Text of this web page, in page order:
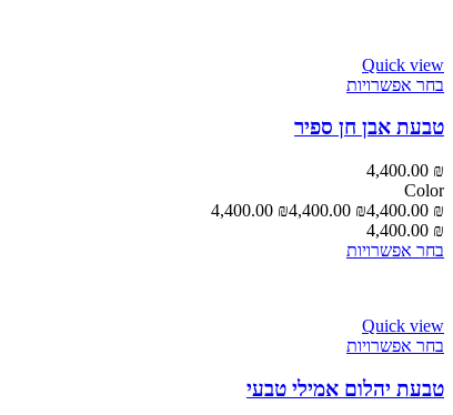
Quick view
בחר אפשרויות
טבעת אבן חן ספיר
4,400.00 ₪
Color
4,400.00 ₪
4,400.00 ₪
4,400.00 ₪
4,400.00 ₪
בחר אפשרויות
Quick view
בחר אפשרויות
טבעת יהלום אמילי טבעי